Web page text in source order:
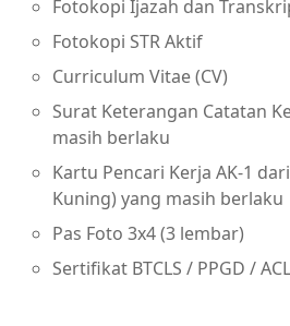
Fotokopi Ijazah dan
Fotokopi STR Aktif
Curriculum Vitae (CV)
Surat Keterangan Catatan
masih berlaku
Kartu Pencari Kerja AK-1
Kuning) yang masih berlaku
Pas Foto 3x4 (3 lembar)
Sertifikat BTCLS / PPGD /